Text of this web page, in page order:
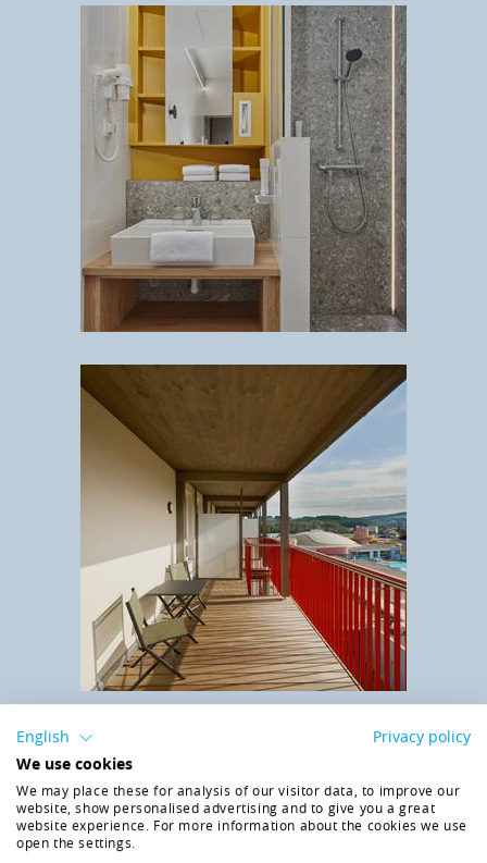
Abweichungen möglich.
IhreH 2OBest-Leistungen:
Halbpension (Frühstück von 07:00 - 10:00 Uhr und
English Privacy policy
We use cookies
We may place these for analysis of our visitor data, to improve our
website, show personalised advertising and to give you a great
website experience. For more information about the cookies we use
open the settings.